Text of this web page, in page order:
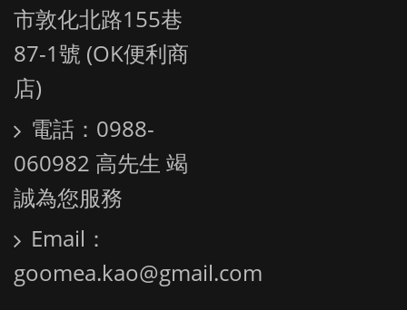
市敦化北路155巷
87-1號 (OK便利商
店)
電話：0988-
060982 高先生 竭
誠為您服務
Email：
goomea.kao@gmail.com